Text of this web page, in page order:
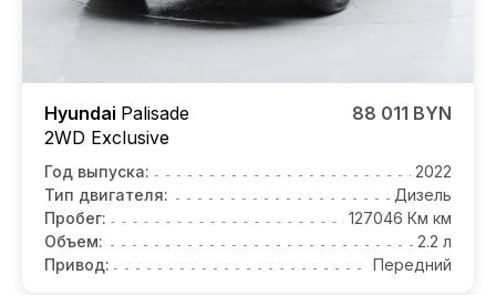
Hyundai Palisade
2WD Exclusive
88 011 BYN
Год выпуска:
2022
Тип двигателя:
Дизель
Пробег:
127046 Км км
Объем:
2.2 л
Привод:
Передний